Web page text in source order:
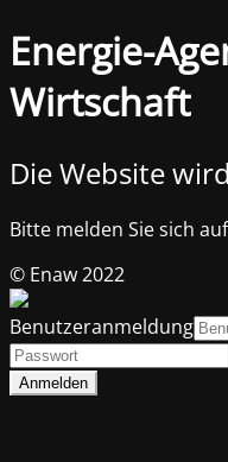
Energie-
Wirtschaft
Die Website
Bitte melden Sie sich
© Enaw 2022
Benutzeranmeldung